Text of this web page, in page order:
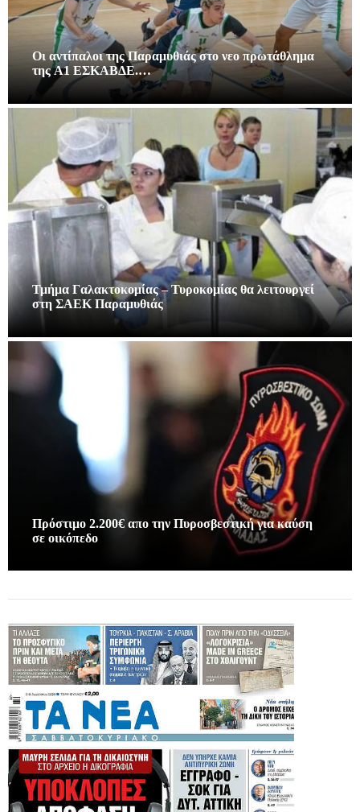
Οι αντίπαλοι της Παραμυθιάς στο νεο πρωτάθλημα
της A1 ΕΣΚΑΒΔΕ.…
Τμήμα Γαλακτοκομίας – Τυροκομίας θα λειτουργεί
στη ΣΑΕΚ Παραμυθιάς
Πρόστιμο 2.200€ απο την Πυροσβεστική για καύση
σε οικόπεδο